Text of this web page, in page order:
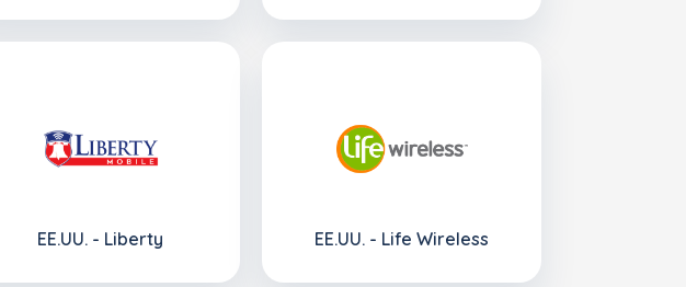
EE.UU. - Liberty EE.UU. - Life Wireless